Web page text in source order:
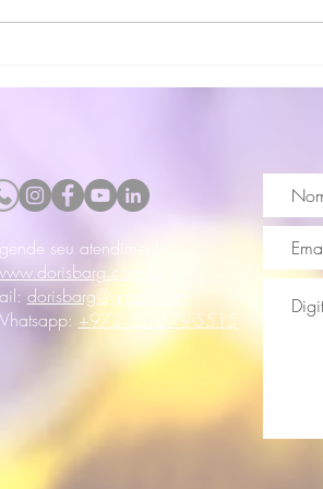
seu atendimento
dorisbarg@gmail.com
+972 52- 579-5515